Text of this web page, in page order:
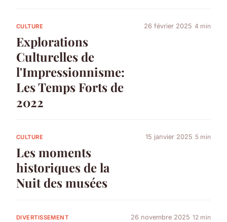
CULTURE
Explorations
Culturelles de
l'Impressionnisme:
Les Temps Forts de
2022
26 février 2025 4 min
CULTURE
Les moments
historiques de la
Nuit des musées
15 janvier 2025 5 min
DIVERTISSEMENT 26 novembre 2025 12 min